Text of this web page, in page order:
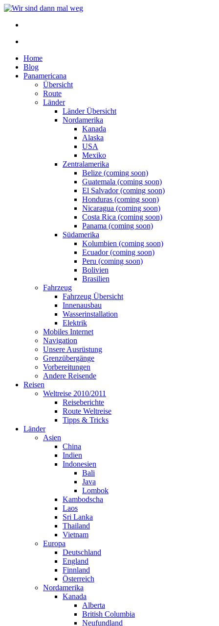
Home
Blog
Panamericana
Übersicht
Route
Länder
Länder Übersicht
Nordamerika
Kanada
Alaska
USA
Mexiko
Zentralamerika
Belize (coming soon)
Guatemala (coming soon)
El Salvador (coming soon)
Honduras (coming soon)
Nicaragua (coming soon)
Costa Rica (coming soon)
Panama (coming soon)
Südamerika
Kolumbien (coming soon)
Ecuador (coming soon)
Peru (coming soon)
Bolivien
Brasilien
Fahrzeug
Fahrzeug Übersicht
Innenausbau
Wasserinstallation
Elektrik
Mobiles Internet
Navigation
Unsere Ausrüstung
Grenzübergänge
Vorbereitungen
Andere Reisende
Reisen
Weltreise 2010/2011
Reiseberichte
Route Weltreise
Tipps & Tricks
Länder
Asien
China
Indien
Indonesien
Bali
Java
Lombok
Kambodscha
Laos
Sri Lanka
Thailand
Vietnam
Europa
Deutschland
England
Finnland
Österreich
Nordamerika
Kanada
Alberta
British Columbia
Neufundland